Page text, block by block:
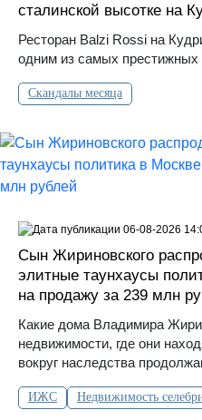
сталинской высотке на
Ресторан Balzi Rossi на
одним из самых престижных
Скандалы месяца
Сын Жириновского
элитные таунхаусы
на продажу за 239 млн
Какие дома Владимира
недвижимости, где они
вокруг наследства
ИЖС Недвижимость
06-08-2026